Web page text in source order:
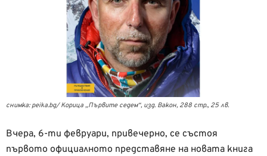
снимка: peika.bg/ Корица „Първите седем“, изд. Вакон, 288 стр., 25 лв.
Вчера, 6-ти февруари, привечерно, се състоя
първото официалното представяне на новата книга